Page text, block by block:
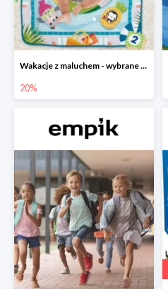
Wakacje z maluchem - wybrane zabawki Fisher-Price w Empiku-20%
20%